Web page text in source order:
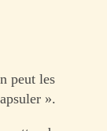
peut les
».